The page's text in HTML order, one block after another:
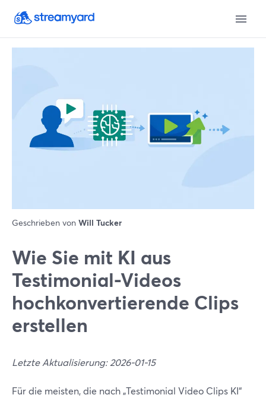
Geschrieben von Will Tucker
Wie Sie mit KI aus
Testimonial-Videos
hochkonvertierende Clips
erstellen
Letzte Aktualisierung: 2026-01-15
Für die meisten, die nach „Testimonial Video Clips KI“